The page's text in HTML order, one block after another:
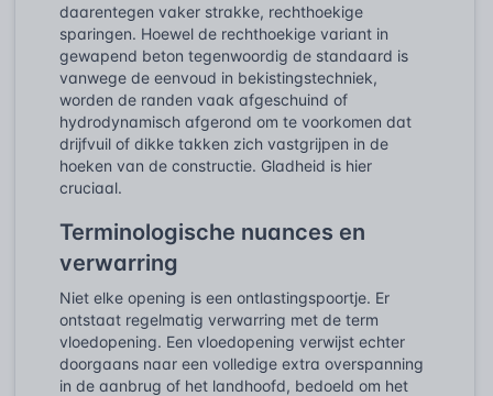
daarentegen vaker strakke, rechthoekige
sparingen. Hoewel de rechthoekige variant in
gewapend beton tegenwoordig de standaard is
vanwege de eenvoud in bekistingstechniek,
worden de randen vaak afgeschuind of
hydrodynamisch afgerond om te voorkomen dat
drijfvuil of dikke takken zich vastgrijpen in de
hoeken van de constructie. Gladheid is hier
cruciaal.
Terminologische nuances en
verwarring
Niet elke opening is een ontlastingspoortje. Er
ontstaat regelmatig verwarring met de term
vloedopening. Een vloedopening verwijst echter
doorgaans naar een volledige extra overspanning
in de aanbrug of het landhoofd, bedoeld om het